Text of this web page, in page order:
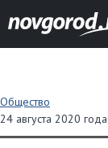
Общество
24 августа 2020 года